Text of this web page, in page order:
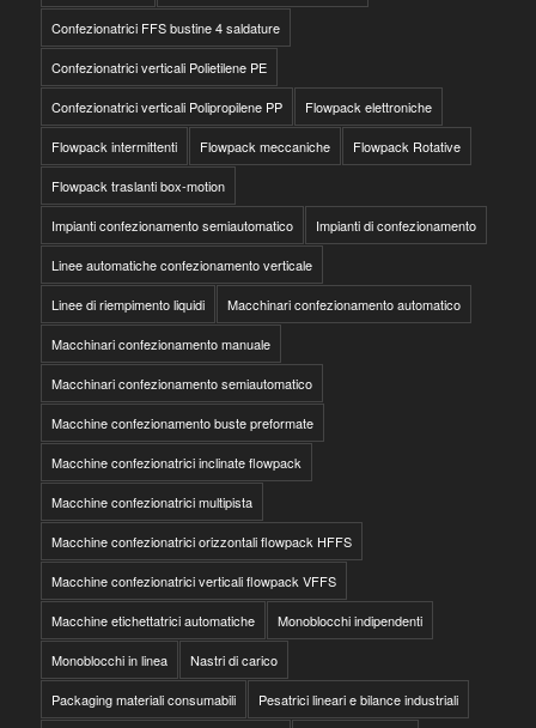
Confezionatrici FFS bustine 4 saldature
Confezionatrici verticali Polietilene PE
Confezionatrici verticali Polipropilene PP Flowpack elettroniche
Flowpack intermittenti Flowpack meccaniche Flowpack Rotative
Flowpack traslanti box-motion
Impianti confezionamento semiautomatico Impianti di confezionamento
Linee automatiche confezionamento verticale
Linee di riempimento liquidi Macchinari confezionamento automatico
Macchinari confezionamento manuale
Macchinari confezionamento semiautomatico
Macchine confezionamento buste preformate
Macchine confezionatrici inclinate flowpack
Macchine confezionatrici multipista
Macchine confezionatrici orizzontali flowpack HFFS
Macchine confezionatrici verticali flowpack VFFS
Macchine etichettatrici automatiche Monoblocchi indipendenti
Monoblocchi in linea Nastri di carico
Packaging materiali consumabili Pesatrici lineari e bilance industriali